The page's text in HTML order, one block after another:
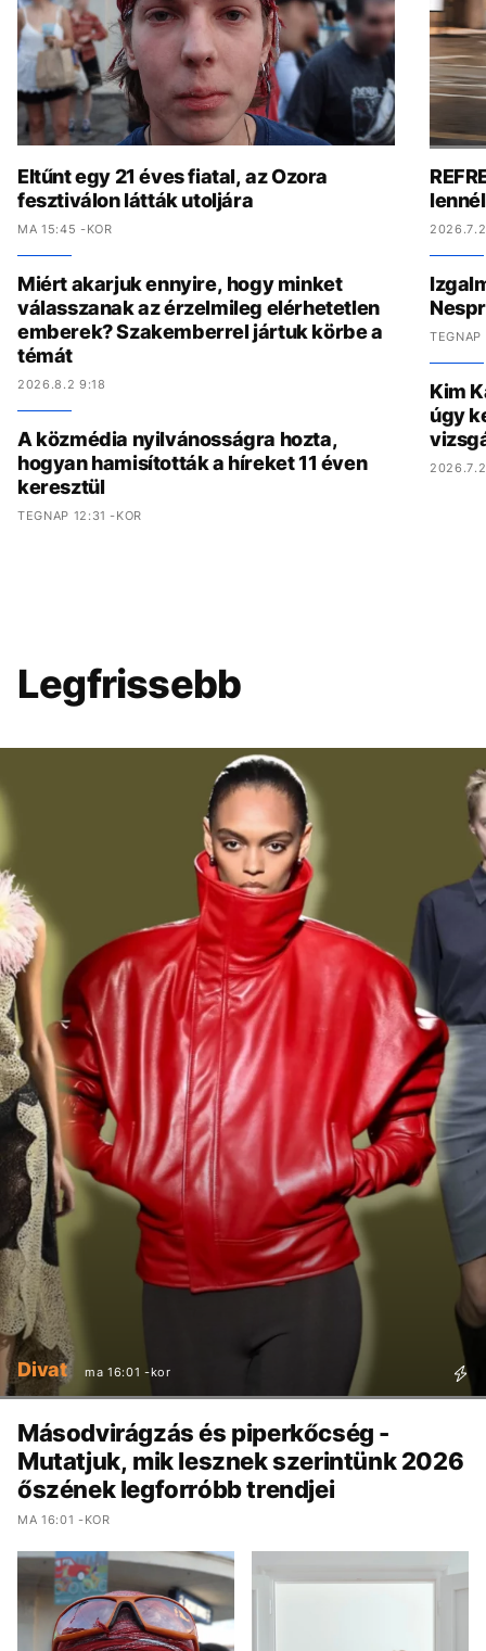
Eltűnt egy 21 éves fiatal, az Ozora
fesztiválon látták utoljára
MA 15:45 -KOR
Miért akarjuk ennyire, hogy minket
válasszanak az érzelmileg elérhetetlen
emberek? Szakemberrel jártuk körbe a
témát
2026.8.2 9:18
A közmédia nyilvánosságra hozta,
hogyan hamisították a híreket 11 éven
keresztül
TEGNAP 12:31 -KOR
TEGNAP
Kim
úgy
Legfrissebb
Divat ma 16:01 -kor
Másodvirágzás és piperkőcség -
Mutatjuk, mik lesznek szerintünk 2026
őszének legforróbb trendjei
MA 16:01 -KOR